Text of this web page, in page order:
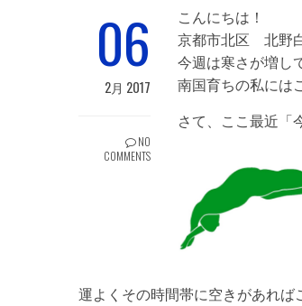
06
2月 2017
NO
COMMENTS
こんにちは！
京都市北区 北野
今週は寒さが増し
南国育ちの私には
さて、ここ最近「
運よくその時間帯に空きがあれ